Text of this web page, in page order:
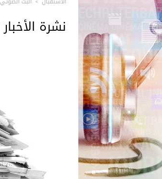
نشرة الأخبار 12:00 13-12-05